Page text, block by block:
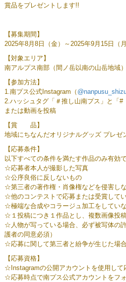
賞品をプレゼントします!!
【募集期間】
2025年8月8日（金）～2025年9月15日（月
【対象エリア】
南アルプス南部（間ノ岳以南の山岳地域）
【参加方法】
1.南プス公式Instagram（
2.ハッシュタグ「＃推し山南プス」と「
または動画を投稿
【賞 品】
地域にちなんだオリジナルグッズ プレ
【応募条件】
以下すべての条件を満たす作品のみ有効
☆応募者本人が撮影した写真
☆公序良俗に反しないもの
☆第三者の著作権・肖像権などを侵害し
☆他のコンテストで応募または受賞して
☆極端な合成やコラージュ加工をしてい
☆１投稿につき１作品とし、複数画像投
☆人物が写っている場合、必ず被写体の
護者の同意必須）
☆応募に関して第三者と紛争が生じた場
【応募資格】
☆Instagramの公開アカウントを使用して
☆応募時点で南プス公式アカウントをフ